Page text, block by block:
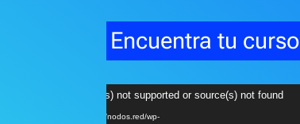
Encuentra tu curso
Reproductor
de
Media error: Format(s) not supported or source(s) not found
Descargar archivo: https://nodos.red/wp-